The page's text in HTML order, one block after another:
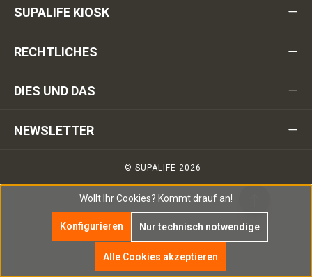
SUPALIFE KIOSK
RECHTLICHES
DIES UND DAS
NEWSLETTER
© SUPALIFE 2026
Wollt Ihr Cookies? Kommt drauf an!
Nur technisch notwendige
Konfigurieren
Alle Cookies akzeptieren